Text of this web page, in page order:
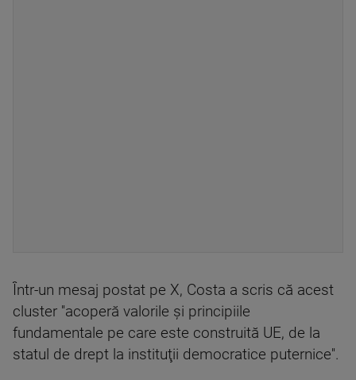
Într-un mesaj postat pe X, Costa a scris că acest
cluster ''acoperă valorile şi principiile
fundamentale pe care este construită UE, de la
statul de drept la instituţii democratice puternice''.